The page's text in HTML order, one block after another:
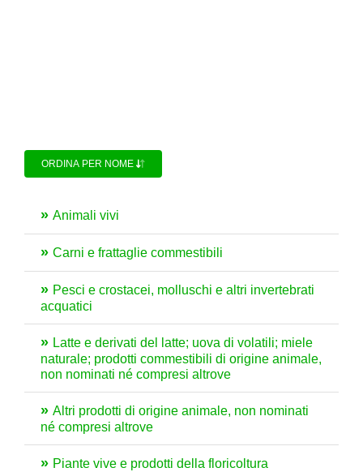
ORDINA PER NOME
Animali vivi
Carni e frattaglie commestibili
Pesci e crostacei, molluschi e altri invertebrati
acquatici
Latte e derivati del latte; uova di volatili; miele
naturale; prodotti commestibili di origine animale,
non nominati né compresi altrove
Altri prodotti di origine animale, non nominati
né compresi altrove
Piante vive e prodotti della floricoltura